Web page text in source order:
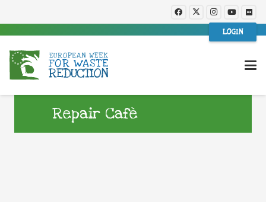
LOGIN
Repair Cafè